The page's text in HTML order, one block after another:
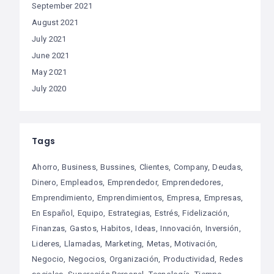
September 2021
August 2021
July 2021
June 2021
May 2021
July 2020
Tags
Ahorro Business Bussines Clientes Company Deudas
Dinero Empleados Emprendedor Emprendedores
Emprendimiento Emprendimientos Empresa Empresas
En Español Equipo Estrategias Estrés Fidelización
Finanzas Gastos Habitos Ideas Innovación Inversión
Lideres Llamadas Marketing Metas Motivación
Negocio Negocios Organización Productividad Redes